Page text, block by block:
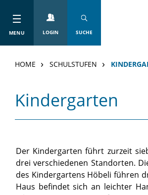
zur Startseite
Direkt zur Hauptnavigation
Direkt zum Inhalt
Direkt zur Suche
Direkt zum Stichwortverzeichnis
Kopfzeile
MENU LOGIN SUCHE
HOME SCHULSTUFEN
Inhalt
Kindergarten
Der Kindergarten führt zurzeit
drei verschiedenen Standorten.
des Kindergartens Höbeli führen
Haus befindet sich an leichter
Zugehörige Objekte